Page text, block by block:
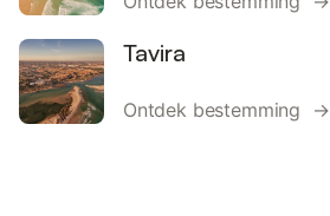
Tavira
Ontdek bestemming →